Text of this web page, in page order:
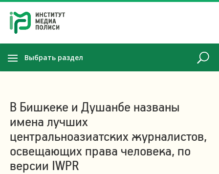
Выбрать раздел
В Бишкеке и Душанбе названы
имена лучших
центральноазиатских журналистов,
освещающих права человека, по
версии IWPR